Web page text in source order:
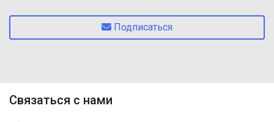
Подписаться
Связаться с нами